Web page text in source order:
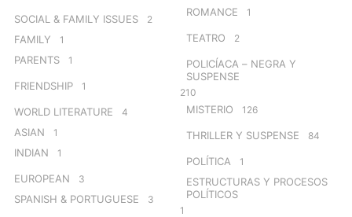
SOCIAL & FAMILY ISSUES 2
FAMILY 1
PARENTS 1
FRIENDSHIP 1
WORLD LITERATURE 4
ASIAN 1
INDIAN 1
EUROPEAN 3
SPANISH & PORTUGUESE 3
ROMANCE 1
TEATRO 2
POLICÍACA – NEGRA Y
SUSPENSE
210
MISTERIO 126
THRILLER Y SUSPENSE 84
POLÍTICA 1
ESTRUCTURAS Y PROCESOS
POLÍTICOS
1